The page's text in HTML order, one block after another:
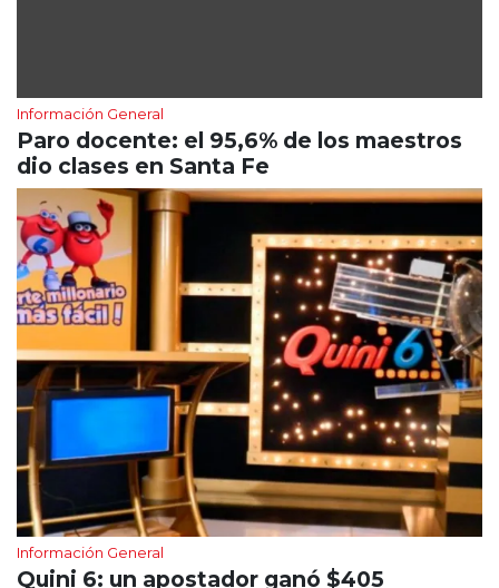
Información General
Paro docente: el 95,6% de los maestros
dio clases en Santa Fe
Información General
Quini 6: un apostador ganó $405